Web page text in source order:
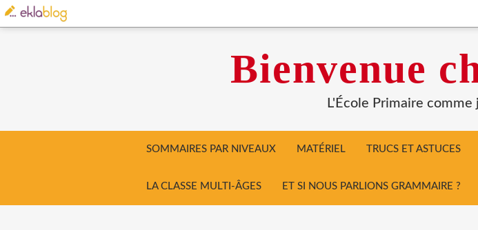
Bienvenue
L'École Primaire
SOMMAIRES PAR NIVEAUX MATÉRIEL TRUCS ET ASTUCES
LA CLASSE MULTI-ÂGES ET SI NOUS PARLIONS GRAMMAIRE ?